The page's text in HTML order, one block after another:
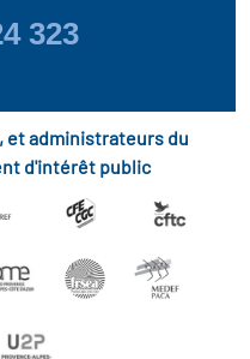
323
et administrateurs du
d'intérêt public